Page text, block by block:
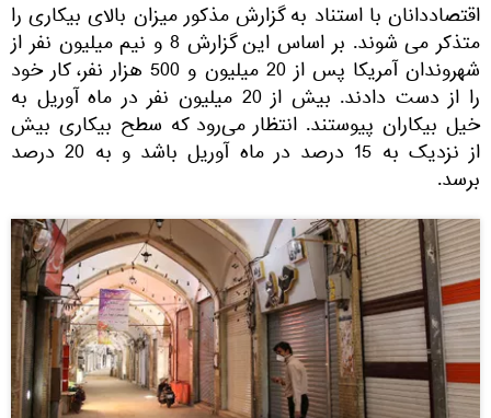
اقتصاددانان با استناد به گزارش مذکور میزان بالای بیکاری را
متذکر می شوند. بر اساس این گزارش 8 و نیم میلیون نفر از
شهروندان آمریکا پس از 20 میلیون و 500 هزار نفر، کار خود
را از دست دادند. بیش از 20 میلیون نفر در ماه آوریل به
خیل بیکاران پیوستند. انتظار می‌رود که سطح بیکاری بیش
از نزدیک به 15 درصد در ماه آوریل باشد و به 20 درصد
برسد.